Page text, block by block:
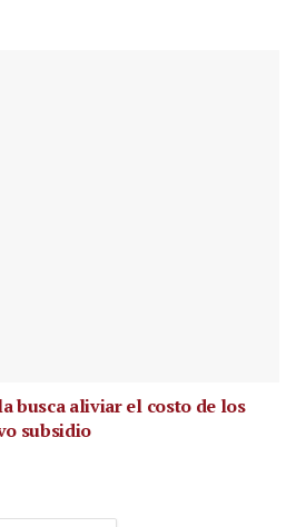
busca aliviar el costo de los
subsidio